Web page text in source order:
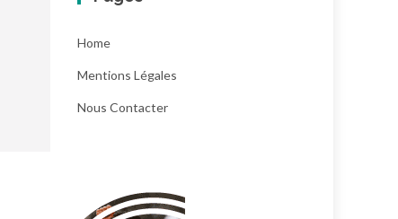
Home
Mentions Légales
Nous Contacter